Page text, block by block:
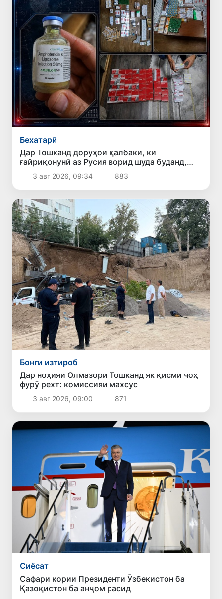
Бехатарӣ
Дар Тошканд доруҳои қалбакӣ, ки
ғайриқонунӣ аз Русия ворид шуда буданд,
ошкор гардиданд
3 авг 2026, 09:34 883
Бонги изтироб
Дар ноҳияи Олмазори Тошканд як қисми чоҳ
фурӯ рехт: комиссияи махсус
3 авг 2026, 09:00 871
Сиёсат
Сафари кории Президенти Ӯзбекистон ба
Қазоқистон ба анҷом расид